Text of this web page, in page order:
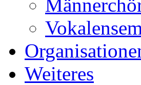
Weiteres